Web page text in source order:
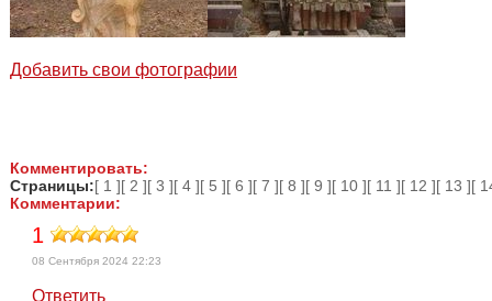
Добавить свои фотографии
Комментировать:
Страницы:[ 1 ][ 2 ][ 3 ][ 4 ][ 5 ][ 6 ][ 7 ][ 8 ][ 9 ][ 10 ][ 11 ][ 12 ][ 13 ][
Комментарии:
08 Сентября 2024 22:23
Ответить